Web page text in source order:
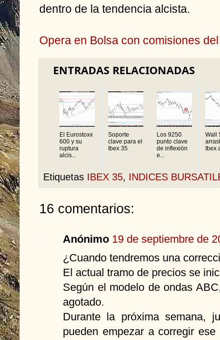
dentro de la tendencia alcista.
Opera en Bolsa con comisiones
ENTRADAS RELACIONADAS
El Eurostoxx
600 y su
ruptura
alcis...
Soporte
clave para el
Ibex 35
Los 9250
punto clave
de inflexión
e...
Wall
Ibex
Etiquetas IBEX 35, INDICES
16 comentarios:
Anónimo 19 de septiembre de
¿Cuando tendremos una
El actual tramo de precios se
Según el modelo de ondas
agotado.
Durante la próxima semana,
pueden empezar a corregir